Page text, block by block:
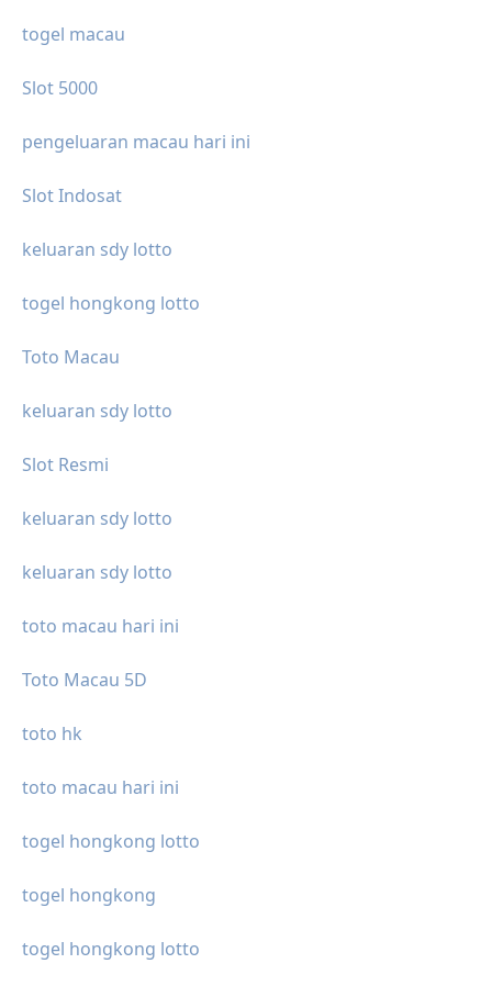
togel macau
Slot 5000
pengeluaran macau hari ini
Slot Indosat
keluaran sdy lotto
togel hongkong lotto
Toto Macau
keluaran sdy lotto
Slot Resmi
keluaran sdy lotto
keluaran sdy lotto
toto macau hari ini
Toto Macau 5D
toto hk
toto macau hari ini
togel hongkong lotto
togel hongkong
togel hongkong lotto